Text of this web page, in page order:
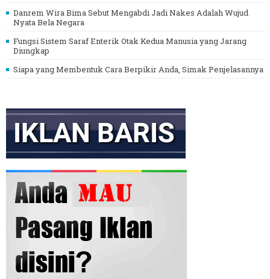
Danrem Wira Bima Sebut Mengabdi Jadi Nakes Adalah Wujud
Nyata Bela Negara
Fungsi Sistem Saraf Enterik Otak Kedua Manusia yang Jarang
Diungkap
Siapa yang Membentuk Cara Berpikir Anda, Simak Penjelasannya